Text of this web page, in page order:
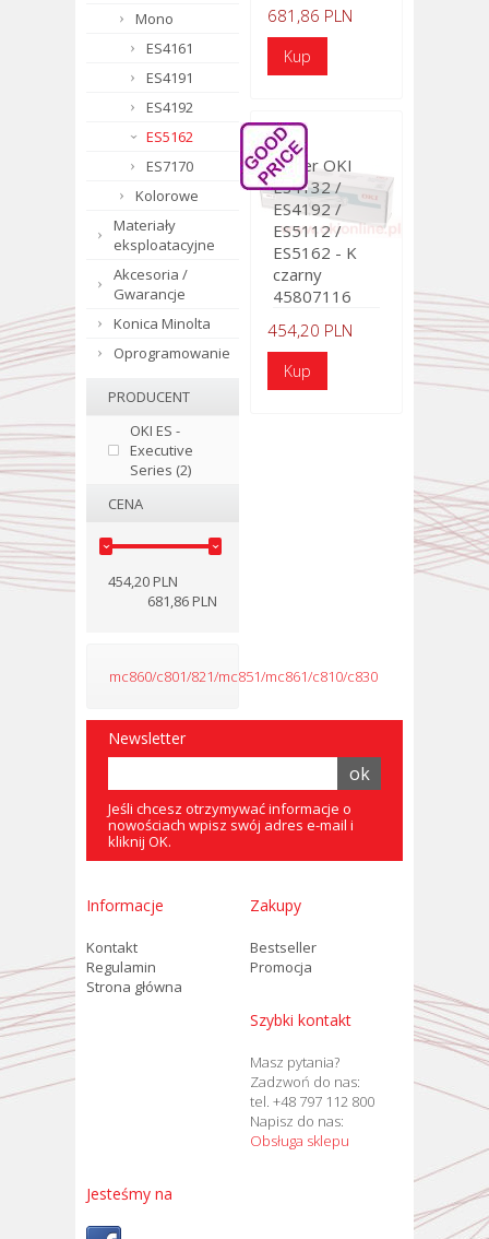
Mono
ES4161
ES4191
ES4192
ES5162
ES7170
Kolorowe
Materiały
eksploatacyjne
Akcesoria /
Gwarancje
Konica Minolta
Oprogramowanie
PRODUCENT
OKI ES -
Executive
Series (2)
CENA
454,20 PLN
681,86 PLN
mc860/c801/821/mc851/mc861/c810/c830
681,86 PLN
Toner OKI
ES4132 /
ES4192 /
ES5112 /
ES5162 - K
czarny
45807116
454,20 PLN
Newsletter
Jeśli chcesz otrzymywać informacje o
nowościach wpisz swój adres e-mail i
kliknij OK.
Informacje
Kontakt
Regulamin
Strona główna
Zakupy
Bestseller
Promocja
Szybki kontakt
Masz pytania?
Zadzwoń do nas:
tel. +48 797 112 800
Napisz do nas:
Obsługa sklepu
Jesteśmy na